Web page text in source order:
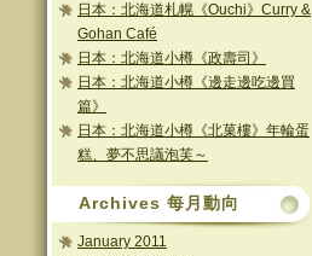
日本：北海道札幌《Ouchi》Curry &
Gohan Café
日本：北海道小樽《政壽司》
日本：北海道小樽《邊走邊吃邊買
篇》
日本：北海道小樽《北菓樓》年輪蛋
糕、夢不思議泡芙～
Archives 每月動向
January 2011